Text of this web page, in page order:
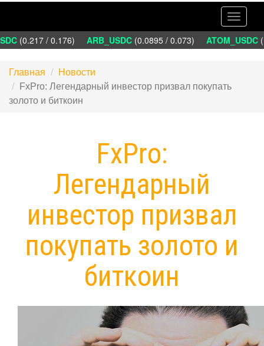
Toggle
(0.217 / 0.176) ARB_USDC(0.0895 / 0.073) ATOM_USDC
Главная
Новости
FxPro: Легендарный инвестор призвал покупать
золото и биткоин
FxPro:
Легендарный
инвестор призвал
покупать золото и
биткоин